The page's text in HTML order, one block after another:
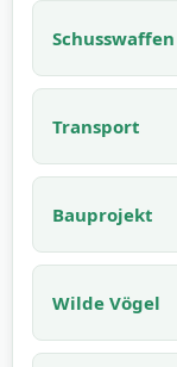
Schusswaffen
Transport
Bauprojekt
Wilde Vögel